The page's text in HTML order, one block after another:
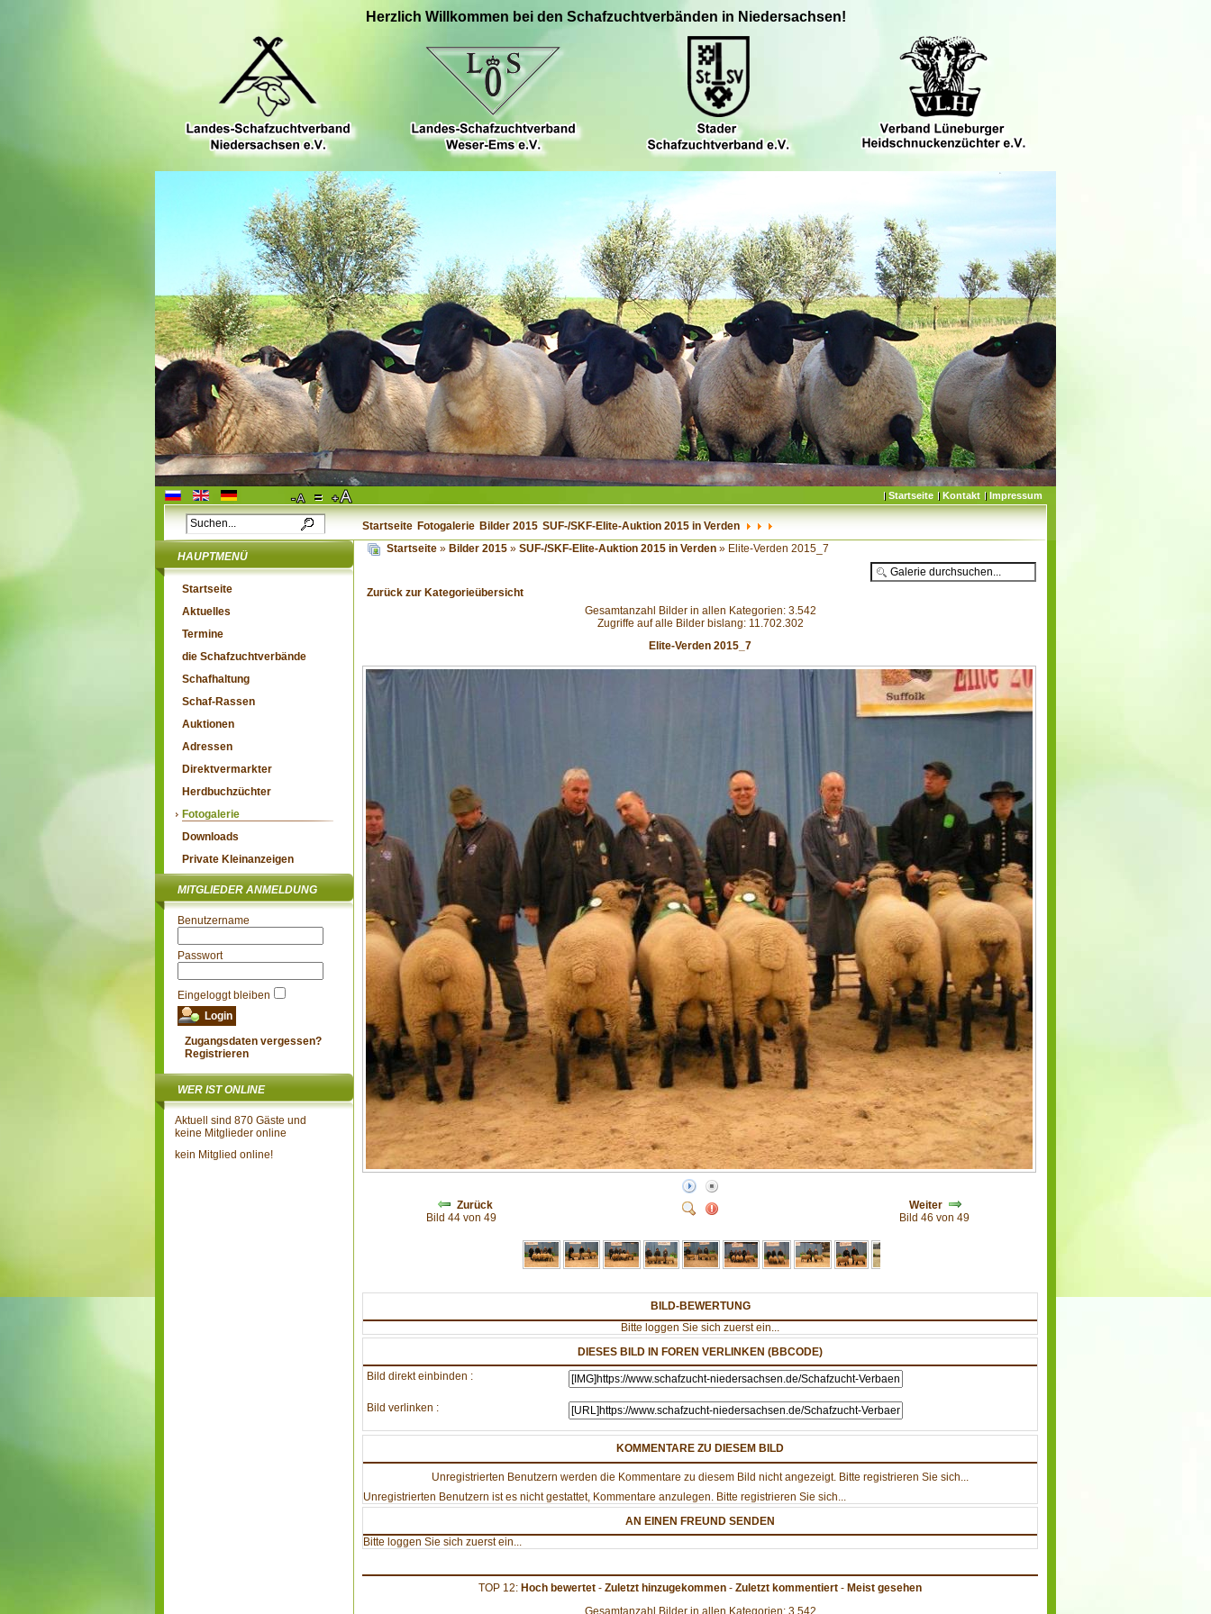
Herzlich Willkommen bei den Schafzuchtverbänden in Niedersachsen!
Impressum
Kontakt
Startseite
Startseite Fotogalerie Bilder 2015 SUF-/SKF-Elite-Auktion 2015 in Verden
HAUPTMENÜ
Startseite
Aktuelles
Termine
die Schafzuchtverbände
Schafhaltung
Schaf-Rassen
Auktionen
Adressen
Direktvermarkter
Herdbuchzüchter
Fotogalerie
Downloads
Private Kleinanzeigen
MITGLIEDER ANMELDUNG
Benutzername
Passwort
Eingeloggt bleiben
Zugangsdaten vergessen?
Registrieren
WER IST ONLINE
Aktuell sind 870 Gäste und
keine Mitglieder online
kein Mitglied online!
Startseite » Bilder 2015 » SUF-/SKF-Elite-Auktion 2015 in Verden » Elite-Verden 2015_7
Zurück zur Kategorieübersicht
Gesamtanzahl Bilder in allen Kategorien: 3.542
Zugriffe auf alle Bilder bislang: 11.702.302
Elite-Verden 2015_7
Zurück
Bild 44 von 49
Weiter
Bild 46 von 49
BILD-BEWERTUNG
Bitte loggen Sie sich zuerst ein...
DIESES BILD IN FOREN VERLINKEN (BBCODE)
Bild direkt einbinden :
Bild verlinken :
KOMMENTARE ZU DIESEM BILD
Unregistrierten Benutzern werden die Kommentare zu diesem Bild nicht angezeigt. Bitte registrieren Sie sich...
Unregistrierten Benutzern ist es nicht gestattet, Kommentare anzulegen. Bitte registrieren Sie sich...
AN EINEN FREUND SENDEN
Bitte loggen Sie sich zuerst ein...
TOP 12: Hoch bewertet - Zuletzt hinzugekommen - Zuletzt kommentiert - Meist gesehen
Gesamtanzahl Bilder in allen Kategorien: 3.542